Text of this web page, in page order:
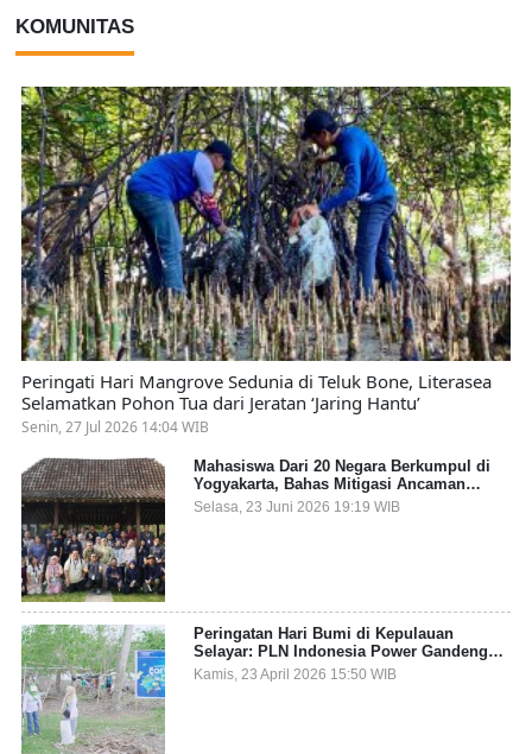
KOMUNITAS
Peringati Hari Mangrove Sedunia di Teluk Bone, Literasea
Selamatkan Pohon Tua dari Jeratan ‘Jaring Hantu’
Senin, 27 Jul 2026 14:04 WIB
Mahasiswa Dari 20 Negara Berkumpul di
Yogyakarta, Bahas Mitigasi Ancaman
Kesehatan Global
Selasa, 23 Juni 2026 19:19 WIB
Peringatan Hari Bumi di Kepulauan
Selayar: PLN Indonesia Power Gandeng
Pemda dan Komunitas, Giatkan Restorasi
Mangrove
Kamis, 23 April 2026 15:50 WIB